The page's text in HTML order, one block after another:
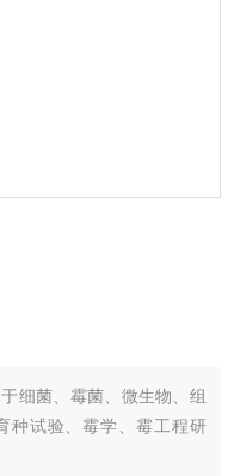
细菌、霉菌、微生物、组
种试验、霉学、霉工程研